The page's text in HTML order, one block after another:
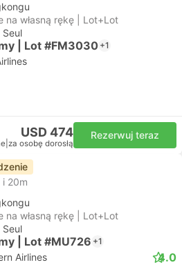
na własną rękę | Lot+Lot
Seul
| Lot #FM3030+1
USD 474
za osobę dorosłą
Rezerwuj teraz
i 20m
na własną rękę | Lot+Lot
Seul
| Lot #MU726 +1
Airlines 4.0